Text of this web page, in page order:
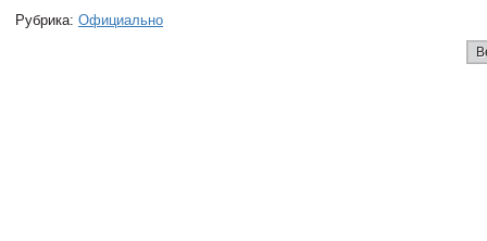
Рубрика: Официально